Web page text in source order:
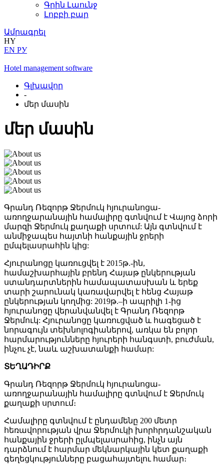
Գրին Լաունջ
Լոբբի բար
Ամրագրել
HY
EN РУ
Hotel management software
Գլխավոր
-
մեր մասին
մեր մասին
Գրանդ Ռեզորթ Ջերմուկ հյուրանոցա-
առողջարանային համալիրը գտնվում է Վայոց ձորի
մարզի Ջերմուկ քաղաքի սրտում: Այն գտնվում է
անմիջապես հայտնի հանքային ջրերի
ըմպելասրահին կից:
Հյուրանոցը կառուցվել է 2015թ.-ին,
համաշխարհային բրենդ Հայաթ ընկերության
ստանդարտներին համապատասխան և երեք
տարի շարունակ կառավարվել է հենց Հայաթ
ընկերության կողմից: 2019թ.–ի ապրիլի 1-ից
հյուրանոցը վերանվանվել է Գրանդ Ռեզորթ
Ջերմուկ: Հյուրանոցը կառուցված և հագեցած է
նորագույն տեխնոլոգիաներով, առկա են բոլոր
հարմարությունները հյուրերի հանգստի, բուժման,
ինչու չէ, նաև աշխատանքի համար:
ՏԵՂԱԴԻՐՔ
Գրանդ Ռեզորթ Ջերմուկ հյուրանոցա-
առողջարանային համալիրը գտնվում է Ջերմուկ
քաղաքի սրտում։
Համալիրը գտնվում է ընդամենը 200 մետր
հեռավորության վրա Ջերմուկի խորհրդանշական
հանքային ջրերի ըլմպելասրահից, ինչն այն
դարձնում է հարմար մեկնարկային կետ քաղաքի
գեղեցկությունները բացահայտելու համար։